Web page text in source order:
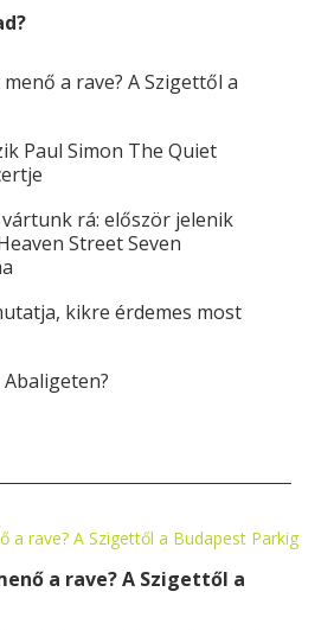
a rave? A Szigettől a
Paul Simon The Quiet
rá: először jelenik
Street Seven
kikre érdemes most
a rave? A Szigettől a